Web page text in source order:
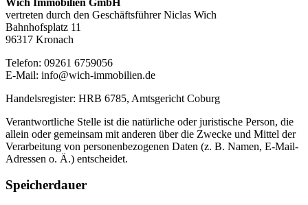
vertreten durch den Geschäftsführer Niclas Wich
Bahnhofsplatz 11
96317 Kronach
Telefon: 09261 6759056
E-Mail: info@wich-immobilien.de
Handelsregister: HRB 6785, Amtsgericht Coburg
Verantwortliche Stelle ist die natürliche oder juristische Person, die
allein oder gemeinsam mit anderen über die Zwecke und Mittel der
Verarbeitung von personenbezogenen Daten (z. B. Namen, E-Mail-
Adressen o. Ä.) entscheidet.
Speicherdauer